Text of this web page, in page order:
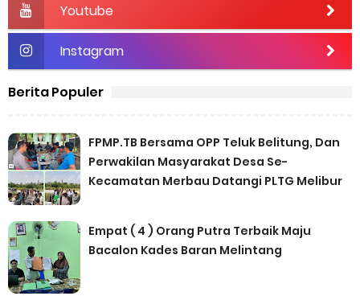
Youtube
Instagram
Berita Populer
FPMP.TB Bersama OPP Teluk Belitung, Dan
Perwakilan Masyarakat Desa Se-
Kecamatan Merbau Datangi PLTG Melibur
Empat ( 4 ) Orang Putra Terbaik Maju
Bacalon Kades Baran Melintang